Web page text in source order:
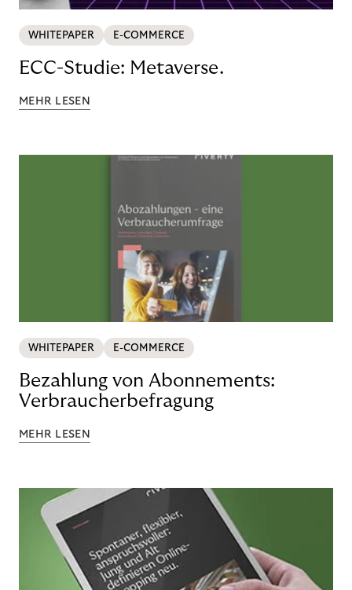
WHITEPAPER E-COMMERCE
ECC-Studie: Metaverse.
MEHR LESEN
WHITEPAPER E-COMMERCE
Bezahlung von Abonnements:
Verbraucherbefragung
MEHR LESEN